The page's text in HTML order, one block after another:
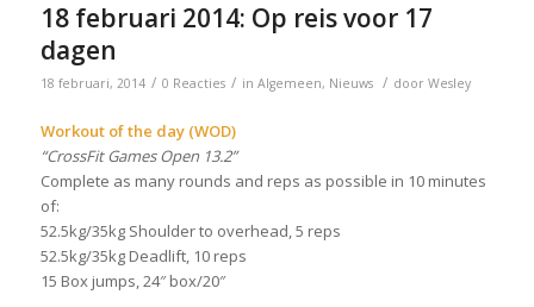
18 februari 2014: Op reis voor 17
dagen
18 februari, 2014 / 0 Reacties / in Algemeen, Nieuws / door Wesley
Workout of the day (WOD)
“CrossFit Games Open 13.2”
Complete as many rounds and reps as possible in 10 minutes
of:
52.5kg/35kg Shoulder to overhead, 5 reps
52.5kg/35kg Deadlift, 10 reps
15 Box jumps, 24″ box/20″